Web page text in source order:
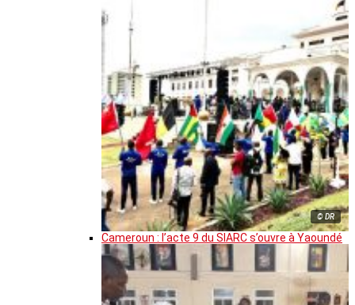
© DR
Cameroun : l’acte 9 du SIARC s’ouvre à Yaoundé